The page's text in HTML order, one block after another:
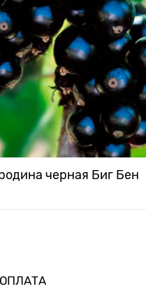
черная Биг Бен